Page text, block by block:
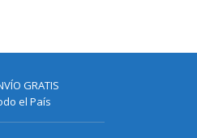
GRATIS
el País